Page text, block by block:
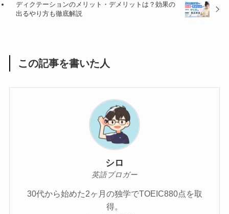
ディクテーションのメリット・デメリットは？効果の
出るやり方も徹底解説
この記事を書いた人
シロ
英語ブロガー
30代から始めた2ヶ月の独学でTOEIC880点を取
得。